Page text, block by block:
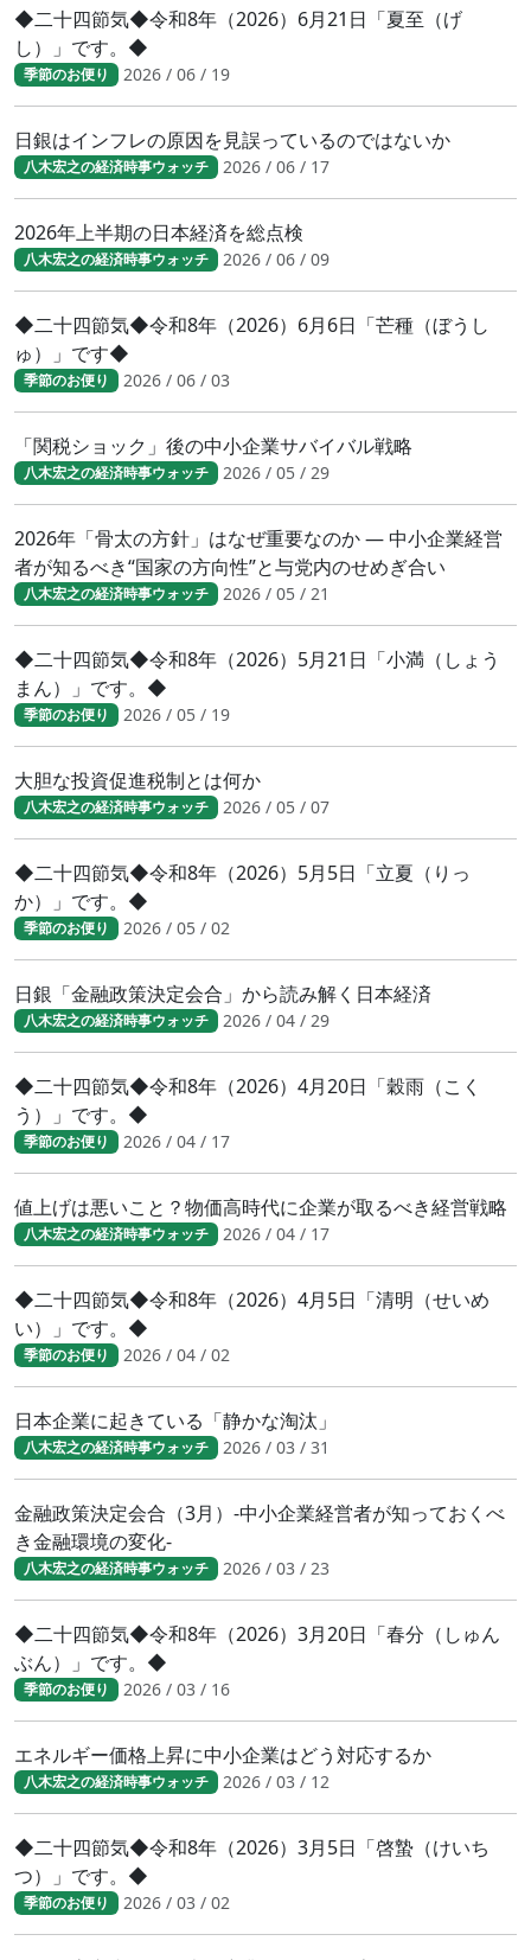
◆二十四節気◆令和8年（2026）6月21日「夏至（げ
し）」です。◆
季節のお便り 2026 / 06 / 19
日銀はインフレの原因を見誤っているのではないか
八木宏之の経済時事ウォッチ 2026 / 06 / 17
2026年上半期の日本経済を総点検
八木宏之の経済時事ウォッチ 2026 / 06 / 09
◆二十四節気◆令和8年（2026）6月6日「芒種（ぼうし
ゅ）」です◆
季節のお便り 2026 / 06 / 03
「関税ショック」後の中小企業サバイバル戦略
八木宏之の経済時事ウォッチ 2026 / 05 / 29
2026年「骨太の方針」はなぜ重要なのか ― 中小企業経営
者が知るべき“国家の方向性”と与党内のせめぎ合い
八木宏之の経済時事ウォッチ 2026 / 05 / 21
◆二十四節気◆令和8年（2026）5月21日「小満（しょう
まん）」です。◆
季節のお便り 2026 / 05 / 19
大胆な投資促進税制とは何か
八木宏之の経済時事ウォッチ 2026 / 05 / 07
◆二十四節気◆令和8年（2026）5月5日「立夏（りっ
か）」です。◆
季節のお便り 2026 / 05 / 02
日銀「金融政策決定会合」から読み解く日本経済
八木宏之の経済時事ウォッチ 2026 / 04 / 29
◆二十四節気◆令和8年（2026）4月20日「穀雨（こく
う）」です。◆
季節のお便り 2026 / 04 / 17
値上げは悪いこと？物価高時代に企業が取るべき経営戦略
八木宏之の経済時事ウォッチ 2026 / 04 / 17
◆二十四節気◆令和8年（2026）4月5日「清明（せいめ
い）」です。◆
季節のお便り 2026 / 04 / 02
日本企業に起きている「静かな淘汰」
八木宏之の経済時事ウォッチ 2026 / 03 / 31
金融政策決定会合（3月）-中小企業経営者が知っておくべ
き金融環境の変化-
八木宏之の経済時事ウォッチ 2026 / 03 / 23
◆二十四節気◆令和8年（2026）3月20日「春分（しゅん
ぶん）」です。◆
季節のお便り 2026 / 03 / 16
エネルギー価格上昇に中小企業はどう対応するか
八木宏之の経済時事ウォッチ 2026 / 03 / 12
◆二十四節気◆令和8年（2026）3月5日「啓蟄（けいち
つ）」です。◆
季節のお便り 2026 / 03 / 02